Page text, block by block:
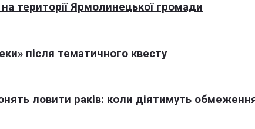
на території Ярмолинецької громади
після тематичного квесту
ловити раків: коли діятимуть